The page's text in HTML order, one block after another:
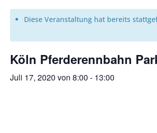
Diese Veranstaltung hat bereits
Köln Pferderennbahn
Juli 17, 2020 von 8:00 - 13:00